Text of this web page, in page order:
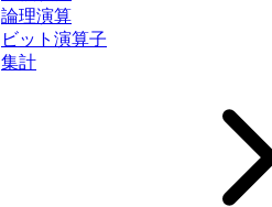
論理演算
ビット演算子
集計